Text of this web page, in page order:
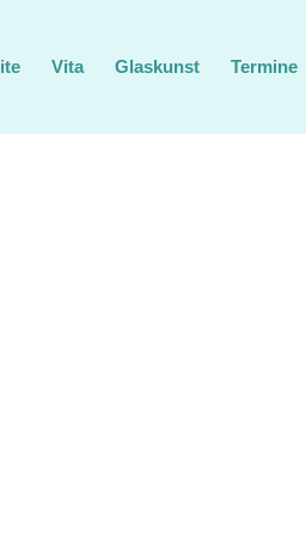
Vita Glaskunst Termine